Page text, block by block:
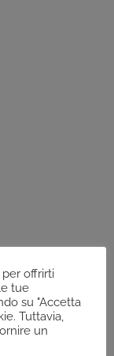
offrirti
tue
su "Accetta
Tuttavia,
un